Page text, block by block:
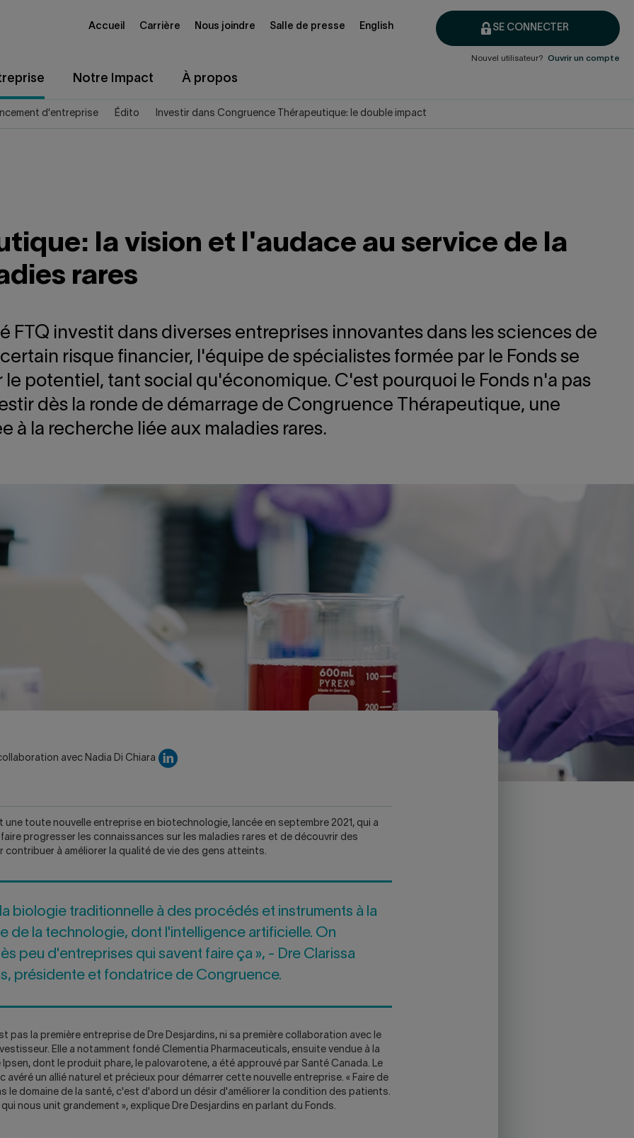
SE CONNECTER
Notre Impact À propos
Nouvel utilisateur? Ouvrir un compte
Accueil Carrière Nous joindre Salle de presse English
d'entreprise Édito Investir dans Congruence Thérapeutique: le double impact
la vision et l'audace au service de la
rares
FTQ investit dans diverses entreprises innovantes dans les sciences de
risque financier, l'équipe de spécialistes formée par le Fonds se
potentiel, tant social qu'économique. C'est pourquoi le Fonds n'a pas
dès la ronde de démarrage de Congruence Thérapeutique, une
la recherche liée aux maladies rares.
avec Nadia Di Chiara
une toute nouvelle entreprise en biotechnologie, lancée en septembre 2021, qui a
progresser les connaissances sur les maladies rares et de découvrir des
contribuer à améliorer la qualité de vie des gens atteints.
la biologie traditionnelle à des procédés et instruments à la
de la technologie, dont l'intelligence artificielle. On
peu d'entreprises qui savent faire ça », - Dre Clarissa
présidente et fondatrice de Congruence.
pas la première entreprise de Dre Desjardins, ni sa première collaboration avec le
Elle a notamment fondé Clementia Pharmaceuticals, ensuite vendue à la
dont le produit phare, le palovarotene, a été approuvé par Santé Canada. Le
avéré un allié naturel et précieux pour démarrer cette nouvelle entreprise. « Faire de
le domaine de la santé, c'est d'abord un désir d'améliorer la condition des patients.
nous unit grandement », explique Dre Desjardins en parlant du Fonds.